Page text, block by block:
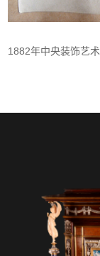
1882年中央装饰艺